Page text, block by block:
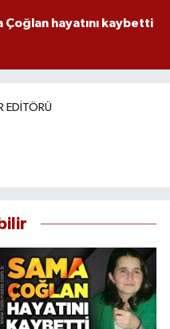
Çoğlan hayatını kaybetti
EDITÖRÜ